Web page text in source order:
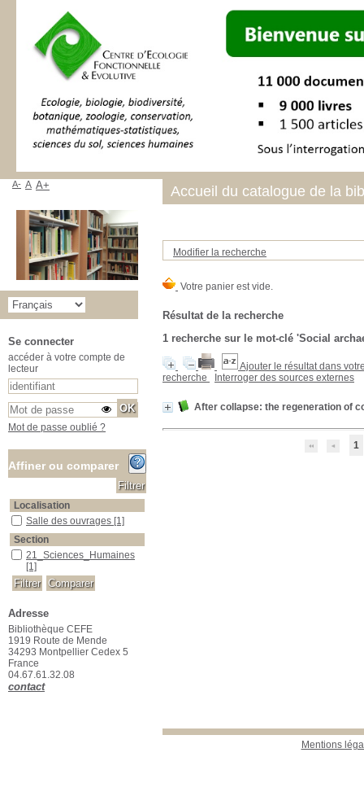
Modifier la recherche
Résultat de la recherche
1 recherche sur le mot-clé 'Social
Ajouter le résultat dans
recherche
Interroger des sources externes
After collapse: the regeneration of
1
Mentions
Accueil du catalogue de la
A- A A+
Se connecter
accéder à votre compte de
lecteur
Mot de passe oublié ?
Affiner ou comparer
Localisation
Salle des ouvrages
Salle des ouvrages [1]
Section
21_Sciences_Humaines
21_Sciences_Humaines
[1]
Adresse
Bibliothèque CEFE
1919 Route de Mende
34293 Montpellier Cedex 5
France
04.67.61.32.08
contact